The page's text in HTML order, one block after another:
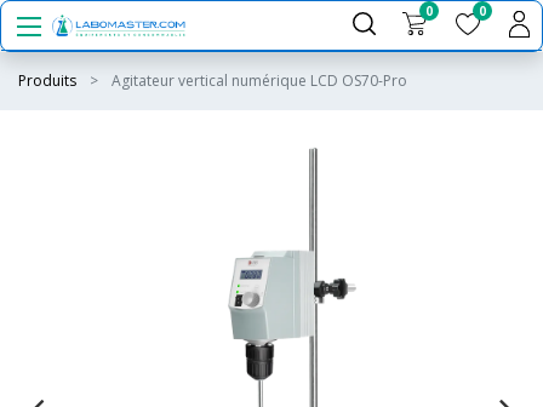
0 0
Produits Agitateur vertical numérique LCD OS70-Pro